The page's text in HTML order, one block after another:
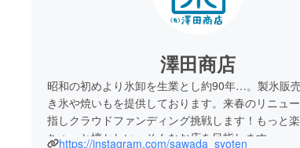
澤田商店
昭和の初めより氷卸を生業とし約90年…。製氷販
き氷や焼いもを提供しております。来春のリニュ
指しクラウドファンディング挑戦します！もっと楽
ちょっと懐かしい、そんなお店を目指します。
https://instagram.com/sawada_syoten